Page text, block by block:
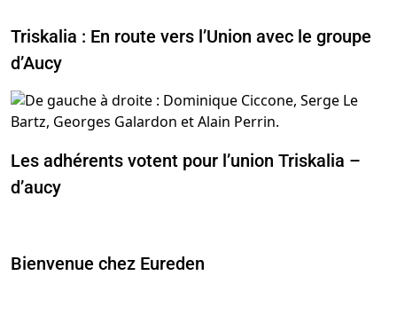
Triskalia : En route vers l’Union avec le groupe
d’Aucy
Les adhérents votent pour l’union Triskalia –
d’aucy
Bienvenue chez Eureden